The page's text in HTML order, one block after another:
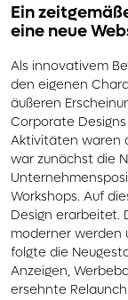
Ein
eine neue
Als innovativem
den eigenen
äußeren
Corporate
Aktivitäten waren
war zunächst die
Workshops. Auf
Design erarbeitet.
moderner werden
folgte die
Anzeigen,
ersehnte